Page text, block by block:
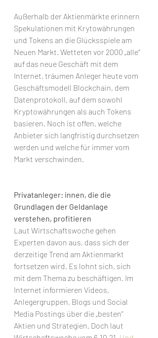
Außerhalb der Aktienmärkte erinnern
Spekulationen mit Krytowährungen
und Tokens an die Glücksspiele am
Neuen Markt. Wetteten vor 2000 „alle“
auf das neue Geschäft mit dem
Internet, träumen Anleger heute vom
Geschäftsmodell Blockchain, dem
Datenprotokoll, auf dem sowohl
Kryptowährungen als auch Tokens
basieren. Noch ist offen, welche
Anbieter sich langfristig durchsetzen
werden und welche für immer vom
Markt verschwinden.
Privatanleger: innen, die die
Grundlagen der Geldanlage
verstehen, profitieren
Laut Wirtschaftswoche gehen
Experten davon aus, dass sich der
derzeitige Trend am Aktienmarkt
fortsetzen wird. Es lohnt sich, sich
mit dem Thema zu beschäftigen. Im
Internet informieren Videos,
Anlegergruppen, Blogs und Social
Media Postings über die „besten“
Aktien und Strategien. Doch laut